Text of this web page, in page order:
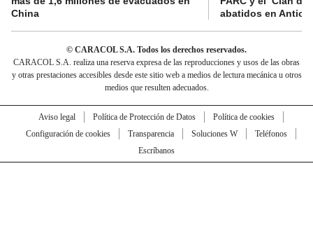
China
abatidos en
© CARACOL S.A. Todos los derechos reservados.
CARACOL S.A. realiza una reserva expresa de las reproducciones y usos de las obras
y otras prestaciones accesibles desde este sitio web a medios de lectura mecánica u otros
medios que resulten adecuados.
Aviso legal Política de Protección de Datos
Política de cookies
Configuración de cookies
Transparencia Soluciones W
Teléfonos
Escríbanos